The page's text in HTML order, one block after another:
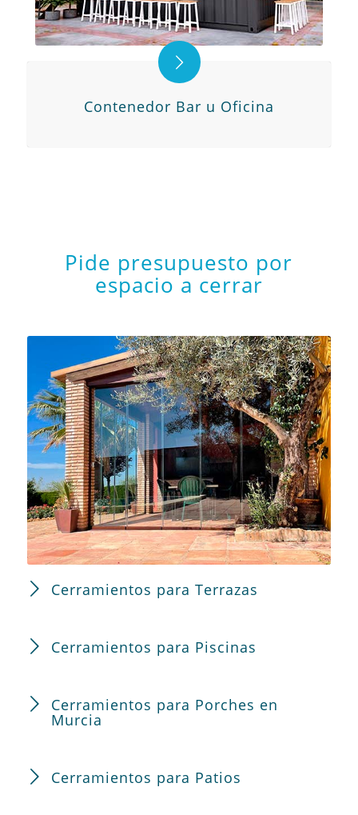
Contenedor Bar u Oficina
Pide presupuesto por
espacio a cerrar
Cerramientos para Terrazas
Cerramientos para Piscinas
Cerramientos para Porches en
Murcia
Cerramientos para Patios